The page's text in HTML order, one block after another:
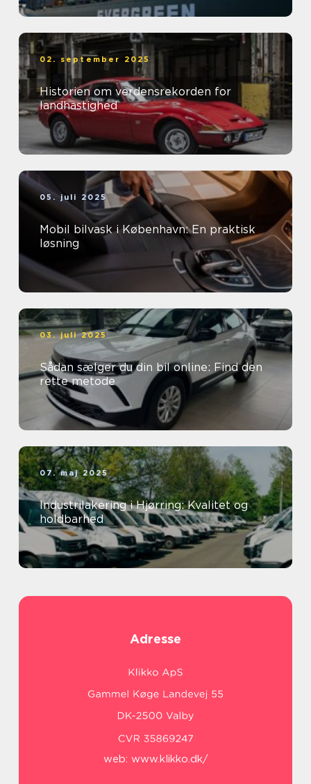
02. september 2025
Historien om verdensrekorden for
landhastighed
05. juli 2025
Mobil bilvask i København: En praktisk
løsning
03. juli 2025
Sådan sælger du din bil online: Find den
rette metode
07. maj 2025
Industrilakering i Hjørring: Kvalitet og
holdbarhed
Adresse
web: www.klikko.dk/